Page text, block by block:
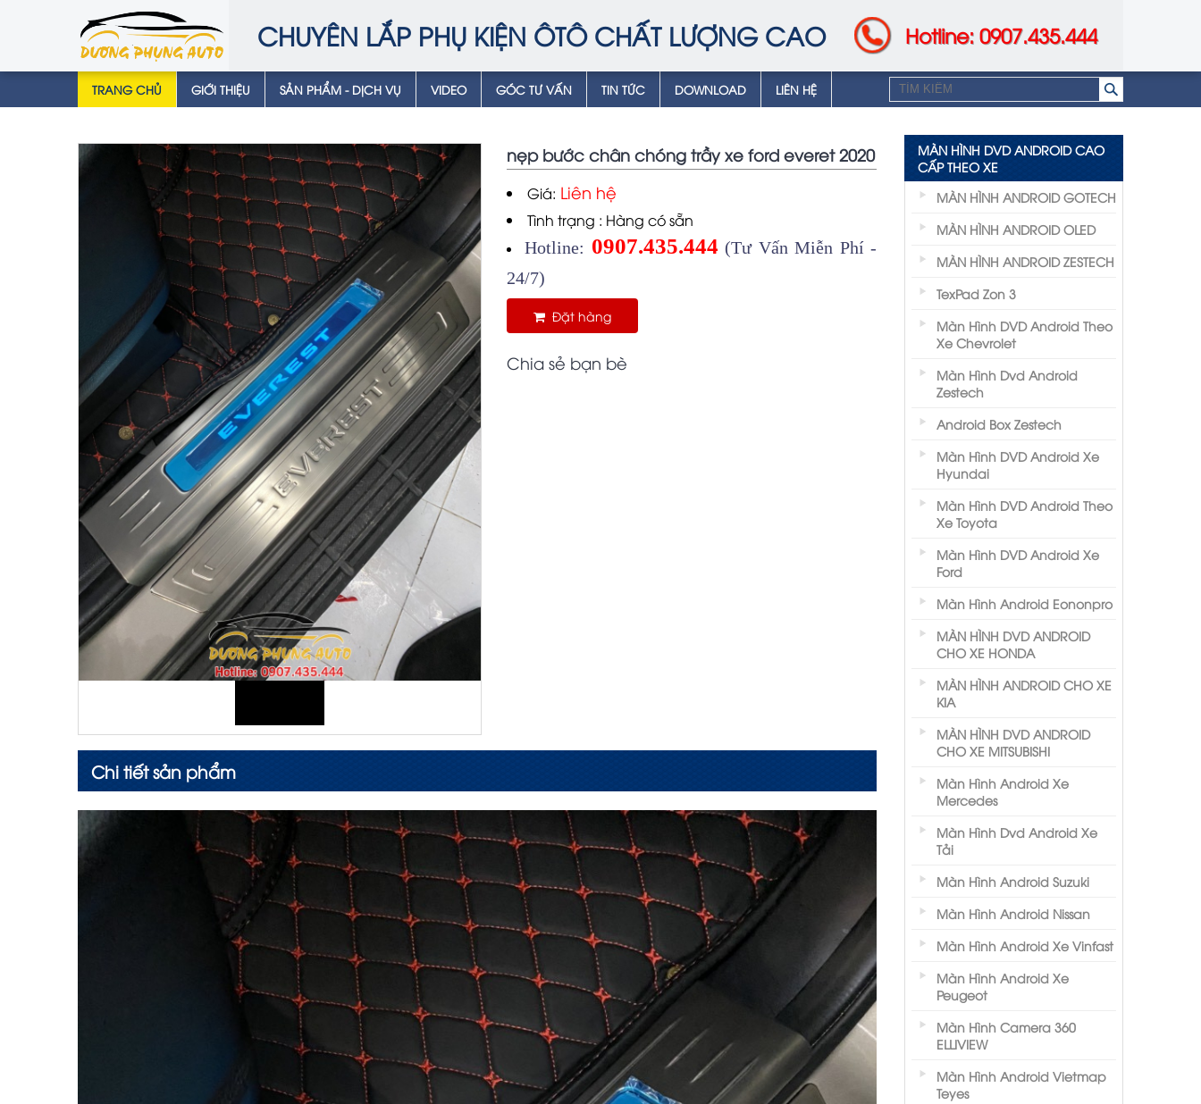
CHUYÊN LẮP PHỤ KIỆN ÔTÔ CHẤT LƯỢNG CAO Hotline: 0907.435.444
TRANG CHỦ GIỚI THIỆU SẢN PHẨM - DỊCH VỤ VIDEO GÓC TƯ VẤN TIN TỨC DOWNLOAD LIÊN HỆ
nẹp bước chân chóng trầy xe ford everet 2020
Giá: Liên hệ
Tình trạng : Hàng có sẵn
Hotline: 0907.435.444 (Tư Vấn Miễn Phí -
24/7)
Đặt hàng
Chia sẻ bạn bè
Chi tiết sản phẩm
MÀN HÌNH DVD ANDROID CAO
CẤP THEO XE
MÀN HÌNH ANDROID GOTECH
MÀN HÌNH ANDROID OLED
MÀN HÌNH ANDROID ZESTECH
TexPad Zon 3
Màn Hình DVD Android Theo
Xe Chevrolet
Màn Hình Dvd Android
Zestech
Android Box Zestech
Màn Hình DVD Android Xe
Hyundai
Màn Hình DVD Android Theo
Xe Toyota
Màn Hình DVD Android Xe
Ford
Màn Hình Android Eononpro
MÀN HÌNH DVD ANDROID
CHO XE HONDA
MÀN HÌNH ANDROID CHO XE
KIA
MÀN HÌNH DVD ANDROID
CHO XE MITSUBISHI
Màn Hình Android Xe
Mercedes
Màn Hình Dvd Android Xe
Tải
Màn Hình Android Suzuki
Màn Hình Android Nissan
Màn Hình Android Xe Vinfast
Màn Hình Android Xe
Peugeot
Màn Hình Camera 360
ELLIVIEW
Màn Hình Android Vietmap
Teyes